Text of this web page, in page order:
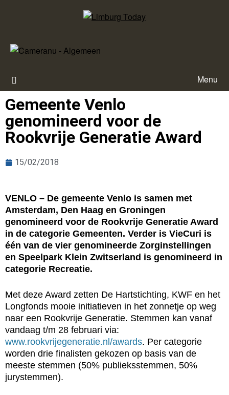
Menu
Gemeente Venlo
genomineerd voor de
Rookvrije Generatie Award
15/02/2018
VENLO – De gemeente Venlo is samen met
Amsterdam, Den Haag en Groningen
genomineerd voor de Rookvrije Generatie Award
in de categorie Gemeenten. Verder is VieCuri is
één van de vier genomineerde Zorginstellingen
en Speelpark Klein Zwitserland is genomineerd in
categorie Recreatie.
Met deze Award zetten De Hartstichting, KWF en het
Longfonds mooie initiatieven in het zonnetje op weg
naar een Rookvrije Generatie. Stemmen kan vanaf
vandaag t/m 28 februari via:
www.rookvrijegeneratie.nl/awards. Per categorie
worden drie finalisten gekozen op basis van de
meeste stemmen (50% publieksstemmen, 50%
jurystemmen).